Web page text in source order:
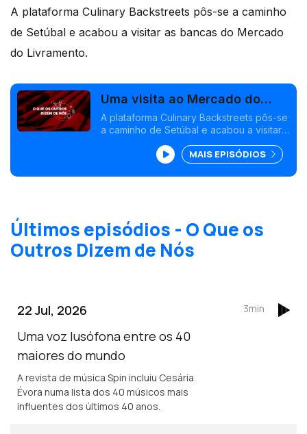
A plataforma Culinary Backstreets pôs-se a caminho
de Setúbal e acabou a visitar as bancas do Mercado
do Livramento.
Uma visita ao Mercado do
Livramento
A plataforma Culinary Backstreets pôs-se
a caminho de Setúbal e acabou a visitar
MAIS EPISÓDIOS
Últimos episódios - O Que os
Outros Dizem de Nós
22 Jul, 2026
Uma voz lusófona entre os 40
maiores do mundo
A revista de música Spin incluiu Cesária
Évora numa lista dos 40 músicos mais
influentes dos últimos 40 anos.
3min